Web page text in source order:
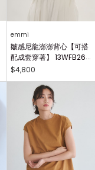
emmi
皺感尼龍澎澎背心【可搭
配成套穿著】 13WFB264
012
$4,800